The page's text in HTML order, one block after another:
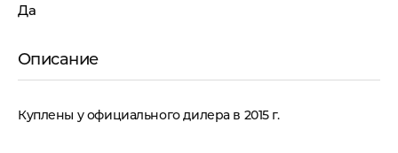
Да
Описание
Куплены у официального дилера в 2015 г.